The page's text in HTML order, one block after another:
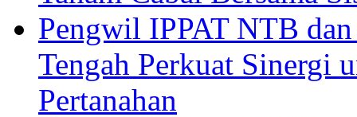
Tanam Cabai Bersama
Pengwil IPPAT NTB
Tengah Perkuat Sinergi